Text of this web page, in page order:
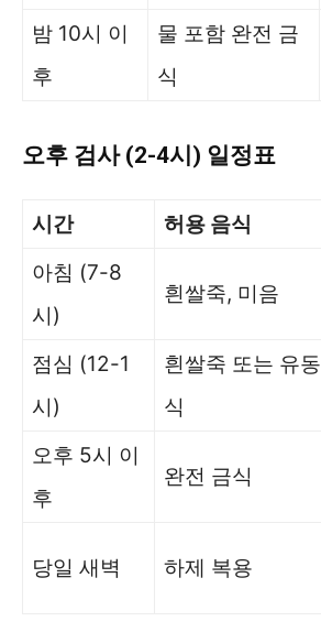
밤 10시 이
후
물 포함 완전 금
식
오후 검사 (2-4시) 일정표
시간 허용 음식
아침 (7-8
시)
흰쌀죽, 미음
점심 (12-1
시)
흰쌀죽 또는 유동
식
오후 5시 이
후
완전 금식
당일 새벽 하제 복용